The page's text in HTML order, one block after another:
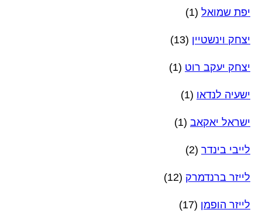
יפת שמואל (1)
יצחק וינשטיין (13)
יצחק יעקב רוט (1)
ישעיה לנדאו (1)
ישראל יאקאב (1)
לייבי בינדר (2)
לייזר ברנדמרק (12)
לייזר הופמן (17)